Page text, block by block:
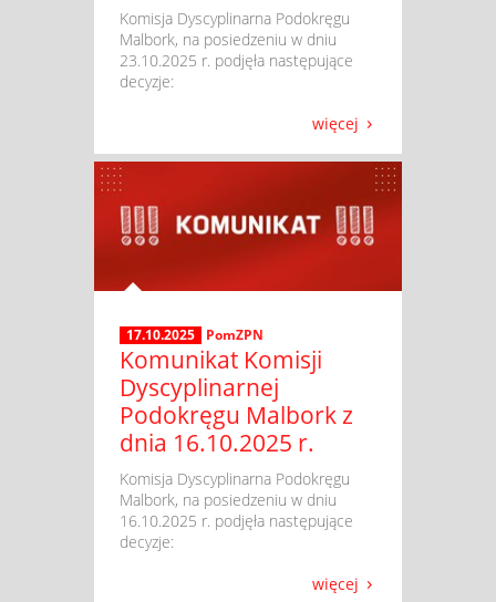
​ Komisja Dyscyplinarna Podokręgu
Malbork, na posiedzeniu w dniu
23.10.2025 r. podjęła następujące
decyzje:
więcej
17.10.2025 PomZPN
Komunikat Komisji
Dyscyplinarnej
Podokręgu Malbork z
dnia 16.10.2025 r.
​ Komisja Dyscyplinarna Podokręgu
Malbork, na posiedzeniu w dniu
16.10.2025 r. podjęła następujące
decyzje:
więcej